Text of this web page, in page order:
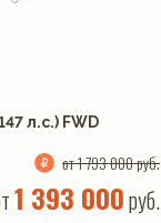
л.с.) FWD
от 1 793 000 руб.
1 393 000руб.